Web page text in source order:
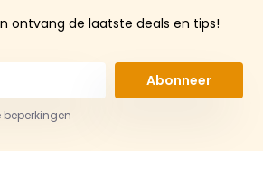
ontvang de laatste deals en tips!
Abonneer
beperkingen